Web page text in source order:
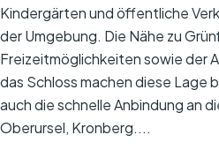
Kindergärten und öffentliche
der Umgebung. Die Nähe zu
Freizeitmöglichkeiten sowie der
das Schloss machen diese Lage
auch die schnelle Anbindung an
Oberursel, Kronberg....